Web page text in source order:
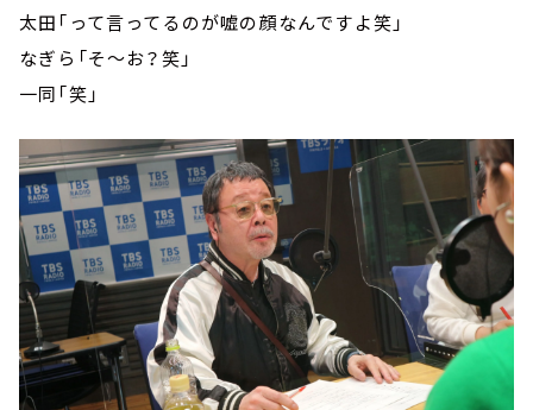
太田「って言ってるのが嘘の顔なんですよ笑」
なぎら「そ～お？笑」
一同「笑」